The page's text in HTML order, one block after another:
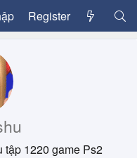
Register
tập 1220 game Ps2